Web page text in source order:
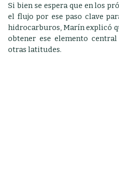
Si bien se espera que en los
el flujo por ese paso clave
hidrocarburos, Marín explicó
obtener ese elemento
otras latitudes.